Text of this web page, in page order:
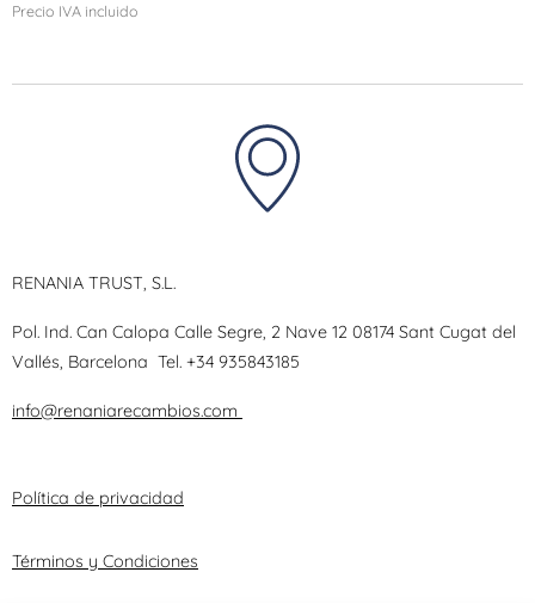
Precio IVA incluido
RENANIA TRUST, S.L.
Pol. Ind. Can Calopa Calle Segre, 2 Nave 12 08174 Sant Cugat del
Vallés, Barcelona Tel. +34 935843185
info@renaniarecambios.com
Política de privacidad
Términos y Condiciones